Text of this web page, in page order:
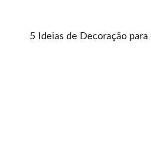
5 Ideias de Decoração para